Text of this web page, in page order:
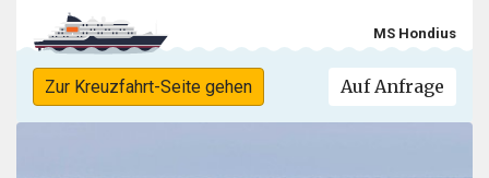
MS Hondius
Zur Kreuzfahrt-Seite gehen Auf Anfrage